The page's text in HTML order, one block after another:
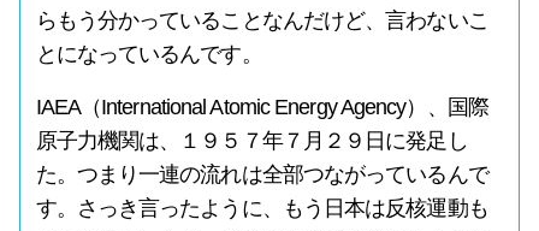
らもう分かっていることなんだけど、言わないこ
とになっているんです。
IAEA（International Atomic Energy Agency）、国際
原子力機関は、１９５７年７月２９日に発足し
た。つまり一連の流れは全部つながっているんで
す。さっき言ったように、もう日本は反核運動も